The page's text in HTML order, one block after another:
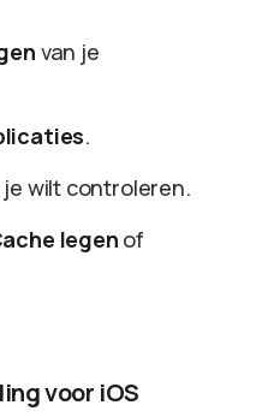
van je
.
wilt controleren.
legen of
voor iOS